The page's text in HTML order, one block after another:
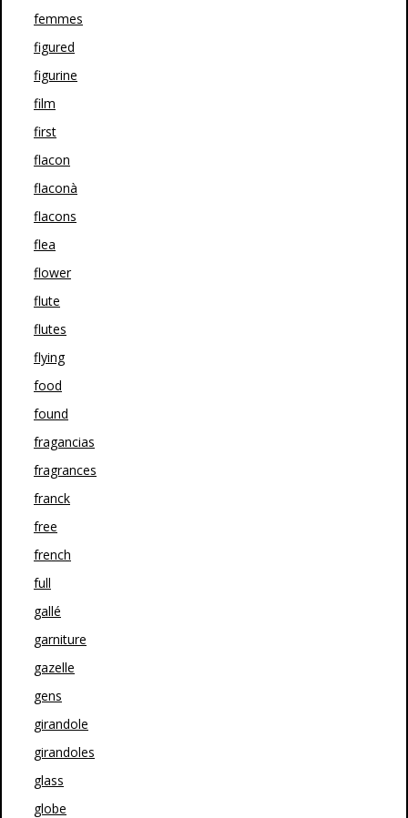
femmes
figured
figurine
film
first
flacon
flaconà
flacons
flea
flower
flute
flutes
flying
food
found
fragancias
fragrances
franck
free
french
full
gallé
garniture
gazelle
gens
girandole
girandoles
glass
globe